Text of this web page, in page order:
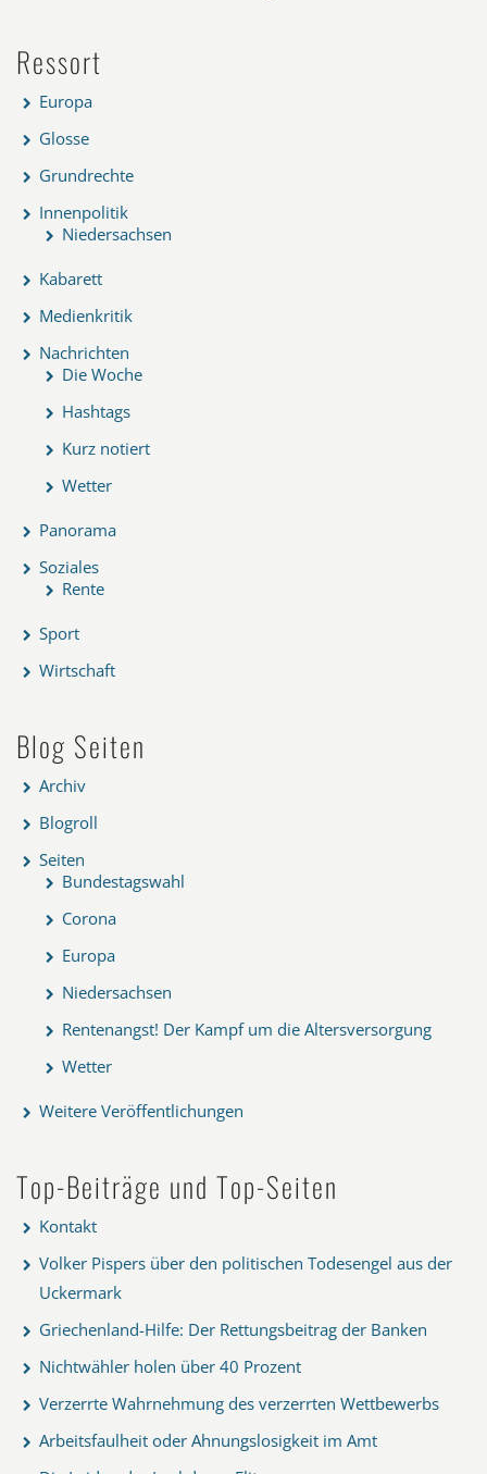
Ressort
Europa
Glosse
Grundrechte
Innenpolitik
Niedersachsen
Kabarett
Medienkritik
Nachrichten
Die Woche
Hashtags
Kurz notiert
Wetter
Panorama
Soziales
Rente
Sport
Wirtschaft
Blog Seiten
Archiv
Blogroll
Seiten
Bundestagswahl
Corona
Europa
Niedersachsen
Rentenangst! Der Kampf um die Altersversorgung
Wetter
Weitere Veröffentlichungen
Top-Beiträge und Top-Seiten
Kontakt
Volker Pispers über den politischen Todesengel aus der
Uckermark
Griechenland-Hilfe: Der Rettungsbeitrag der Banken
Nichtwähler holen über 40 Prozent
Verzerrte Wahrnehmung des verzerrten Wettbewerbs
Arbeitsfaulheit oder Ahnungslosigkeit im Amt